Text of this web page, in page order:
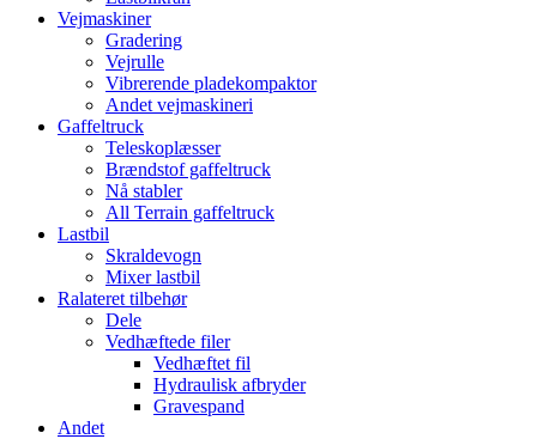
Vejmaskiner
Gradering
Vejrulle
Vibrerende pladekompaktor
Andet vejmaskineri
Gaffeltruck
Teleskoplæsser
Brændstof gaffeltruck
Nå stabler
All Terrain gaffeltruck
Lastbil
Skraldevogn
Mixer lastbil
Ralateret tilbehør
Dele
Vedhæftede filer
Vedhæftet fil
Hydraulisk afbryder
Gravespand
Andet